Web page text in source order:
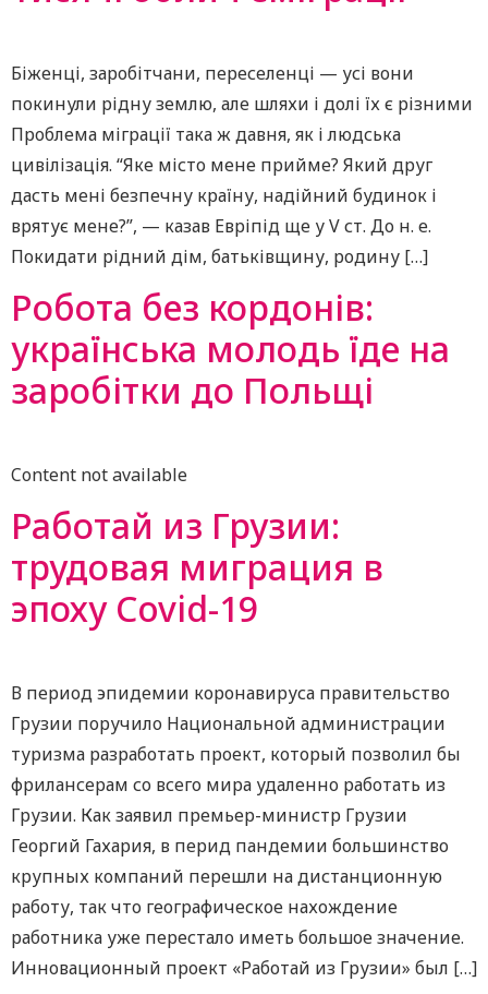
Біженці, заробітчани, переселенці — усі вони
покинули рідну землю, але шляхи і долі їх є різними
Проблема міграції така ж давня, як і людська
цивілізація. “Яке місто мене прийме? Який друг
дасть мені безпечну країну, надійний будинок і
врятує мене?”, — казав Евріпід ще у V ст. До н. е.
Покидати рідний дім, батьківщину, родину […]
Робота без кордонів:
українська молодь їде на
заробітки до Польщі
Content not available
Работай из Грузии:
трудовая миграция в
эпоху Covid-19
В период эпидемии коронавируса правительство
Грузии поручило Национальной администрации
туризма разработать проект, который позволил бы
фрилансерам со всего мира удаленно работать из
Грузии. Как заявил премьер-министр Грузии
Георгий Гахария, в перид пандемии большинство
крупных компаний перешли на дистанционную
работу, так что географическое нахождение
работника уже перестало иметь большое значение.
Инновационный проект «Работай из Грузии» был […]